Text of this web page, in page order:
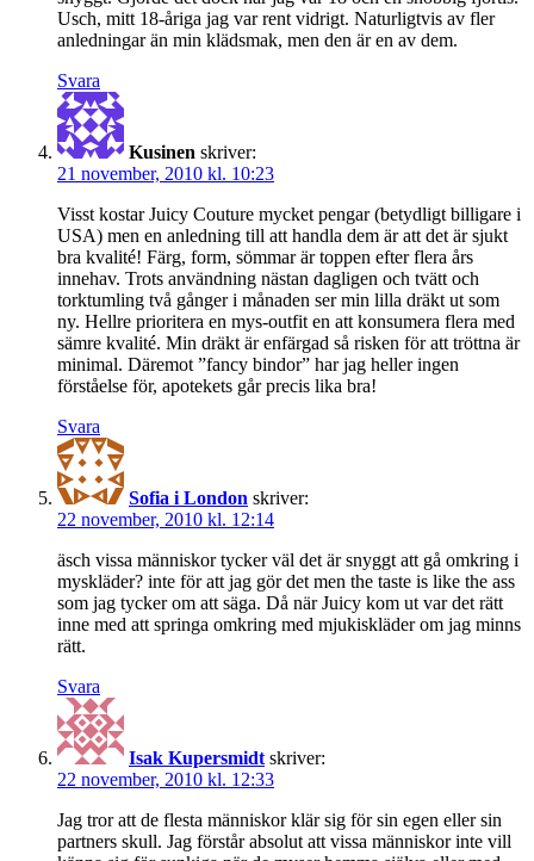
Usch, mitt 18-åriga jag var rent vidrigt. Naturligtvis av fler
anledningar än min klädsmak, men den är en av dem.
Svara
Kusinen skriver:
21 november, 2010 kl. 10:23
Visst kostar Juicy Couture mycket pengar (betydligt billigare i
USA) men en anledning till att handla dem är att det är sjukt
bra kvalité! Färg, form, sömmar är toppen efter flera års
innehav. Trots användning nästan dagligen och tvätt och
torktumling två gånger i månaden ser min lilla dräkt ut som
ny. Hellre prioritera en mys-outfit en att konsumera flera med
sämre kvalité. Min dräkt är enfärgad så risken för att tröttna är
minimal. Däremot ”fancy bindor” har jag heller ingen
förståelse för, apotekets går precis lika bra!
Svara
Sofia i London skriver:
22 november, 2010 kl. 12:14
äsch vissa människor tycker väl det är snyggt att gå omkring i
myskläder? inte för att jag gör det men the taste is like the ass
som jag tycker om att säga. Då när Juicy kom ut var det rätt
inne med att springa omkring med mjukiskläder om jag minns
rätt.
Svara
Isak Kupersmidt skriver:
22 november, 2010 kl. 12:33
Jag tror att de flesta människor klär sig för sin egen eller sin
partners skull. Jag förstår absolut att vissa människor inte vill